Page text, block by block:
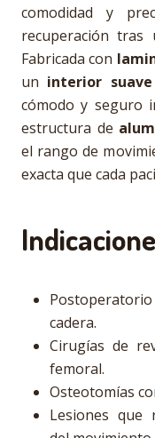
comodidad y
recuperación tras
Fabricada con
un interior
cómodo y seguro
estructura de
el rango de
exacta que cada
cadera.
Cirugías de
femoral.
Osteotomías
Lesiones que